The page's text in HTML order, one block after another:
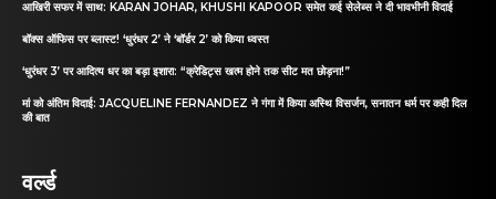
आखिरी सफर में साथ: KARAN JOHAR, KHUSHI KAPOOR समेत कई सेलेब्स ने दी भावभीनी विदाई
बॉक्स ऑफिस पर ब्लास्ट! ‘धुरंधर 2’ ने ‘बॉर्डर 2’ को किया ध्वस्त
‘धुरंधर 3’ पर आदित्य धर का बड़ा इशारा: “क्रेडिट्स खत्म होने तक सीट मत छोड़ना!”
मां को अंतिम विदाई: JACQUELINE FERNANDEZ ने गंगा में किया अस्थि विसर्जन, सनातन धर्म पर कही दिल
की बात
वर्ल्ड